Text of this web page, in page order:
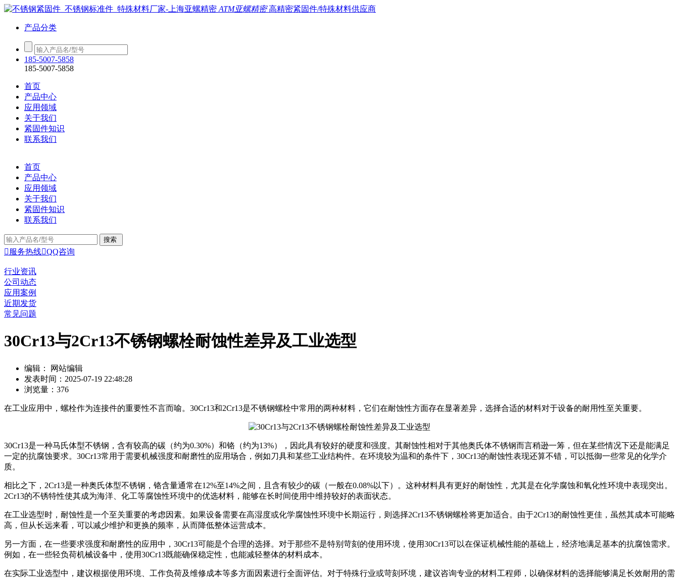
ATM亚螺精密高精密紧固件/特殊材料供应商
产品分类
185-5007-5858
185-5007-5858
首页
产品中心
应用领域
关于我们
紧固件知识
联系我们
首页
产品中心
应用领域
关于我们
紧固件知识
联系我们
 服务热线QQ咨询
行业资讯
公司动态
应用案例
近期发货
常见问题
30Cr13与2Cr13不锈钢螺栓耐蚀性差异及工业选型
编辑： 网站编辑
发表时间：2025-07-19 22:48:28
浏览量：376
在工业应用中，螺栓作为连接件的重要性不言而喻。30Cr13和2Cr13是不锈钢螺栓中常用的两种材料，它们在耐蚀性方面存在显著差异，选择合适的材料对于设备的耐用性至关重要。
30Cr13是一种马氏体型不锈钢，含有较高的碳（约为0.30%）和铬（约为13%），因此具有较好的硬度和强度。其耐蚀性相对于其他奥氏体不锈钢而言稍逊一筹，但在某些情况下还是能满足
一定的抗腐蚀要求。30Cr13常用于需要机械强度和耐磨性的应用场合，例如刀具和某些工业结构件。在环境较为温和的条件下，30Cr13的耐蚀性表现还算不错，可以抵御一些常见的化学介
质。
相比之下，2Cr13是一种奥氏体型不锈钢，铬含量通常在12%至14%之间，且含有较少的碳（一般在0.08%以下）。这种材料具有更好的耐蚀性，尤其是在化学腐蚀和氧化性环境中表现突出。
2Cr13的不锈特性使其成为海洋、化工等腐蚀性环境中的优选材料，能够在长时间使用中维持较好的表面状态。
在工业选型时，耐蚀性是一个至关重要的考虑因素。如果设备需要在高湿度或化学腐蚀性环境中长期运行，则选择2Cr13不锈钢螺栓将更加适合。由于2Cr13的耐蚀性更佳，虽然其成本可能略
高，但从长远来看，可以减少维护和更换的频率，从而降低整体运营成本。
另一方面，在一些要求强度和耐磨性的应用中，30Cr13可能是个合理的选择。对于那些不是特别苛刻的使用环境，使用30Cr13可以在保证机械性能的基础上，经济地满足基本的抗腐蚀需求。
例如，在一些轻负荷机械设备中，使用30Cr13既能确保稳定性，也能减轻整体的材料成本。
在实际工业选型中，建议根据使用环境、工作负荷及维修成本等多方面因素进行全面评估。对于特殊行业或苛刻环境，建议咨询专业的材料工程师，以确保材料的选择能够满足长效耐用的需